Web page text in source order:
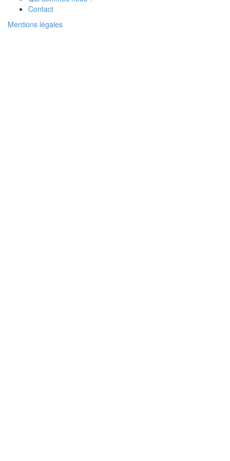
Contact
Mentions légales